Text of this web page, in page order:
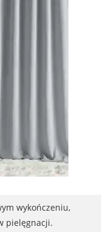
wykończeniu,
pielęgnacji.